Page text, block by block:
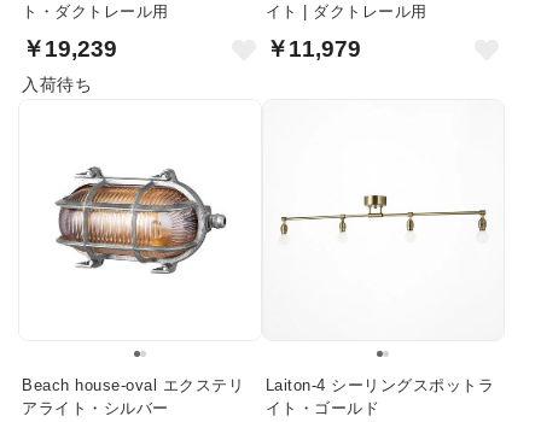
ト・ダクトレール用
￥19,239
入荷待ち
イト | ダクトレール用
￥11,979
Beach house-oval エクステリ
アライト・シルバー
Laiton-4 シーリングスポットラ
イト・ゴールド